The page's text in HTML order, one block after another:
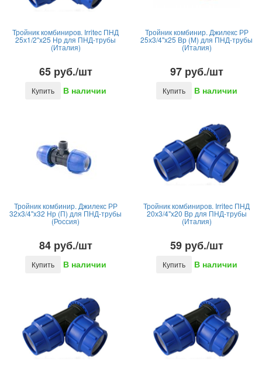
Тройник комбиниров. Irritec ПНД
25х1/2"x25 Нр для ПНД-трубы
(Италия)
65 руб./шт
Купить В наличии
Тройник комбинир. Джилекс РР
25х3/4"x25 Вр (М) для ПНД-трубы
(Италия)
97 руб./шт
Купить В наличии
Тройник комбинир. Джилекс РР
32х3/4"x32 Нр (П) для ПНД-трубы
(Россия)
84 руб./шт
Купить В наличии
Тройник комбиниров. Irritec ПНД
20х3/4"x20 Вр для ПНД-трубы
(Италия)
59 руб./шт
Купить В наличии